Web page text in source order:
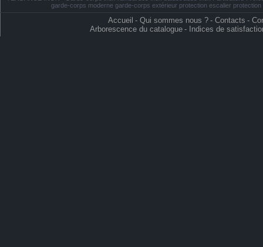
garde-corps moderne garde-corps extérieur protection escalier
Accueil - Qui sommes nous ? - Contacts -
Arborescence du catalogue - Indices de